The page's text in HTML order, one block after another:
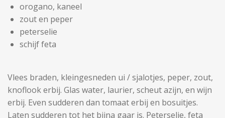
orogano, kaneel
zout en peper
peterselie
schijf feta
Vlees braden, kleingesneden ui / sjalotjes, peper, zout,
knoflook erbij. Glas water, laurier, scheut azijn, en wijn
erbij. Even sudderen dan tomaat erbij en bosuitjes.
Laten sudderen tot het bijna gaar is. Peterselie, feta